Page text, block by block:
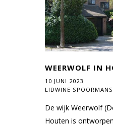
WEERWOLF IN
10 JUNI 2023
LIDWINE SPOORMANS
De wijk Weerwolf
Houten is